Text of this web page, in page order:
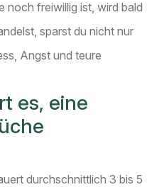
noch freiwillig ist, wird bald
sparst du nicht nur
Angst und teure
es, eine
durchschnittlich 3 bis 5